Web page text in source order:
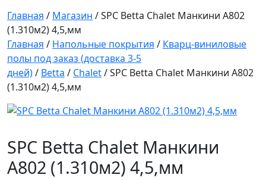
Главная / Магазин /SPC Betta Chalet Манкини A802
(1.310м2) 4,5,мм
Главная / Напольные покрытия / Кварц-виниловые
полы под заказ (доставка 3-5
дней)/ Betta / Chalet/ SPC Betta Chalet Манкини A802
(1.310м2) 4,5,мм
SPC Betta Chalet Манкини
A802 (1.310м2) 4,5,мм